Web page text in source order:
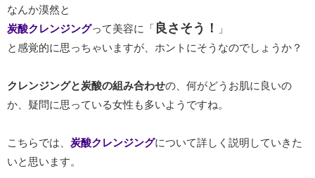
なんか漠然と
炭酸クレンジングって美容に「 良さそう！
」
と感覚的に思っちゃいますが、ホントにそうなのでしょうか？
クレンジングと炭酸の組み合わせの、何がどうお肌に良いの
か、疑問に思っている女性も多いようですね。
こちらでは、 炭酸クレンジングについて詳しく説明していきた
いと思います。